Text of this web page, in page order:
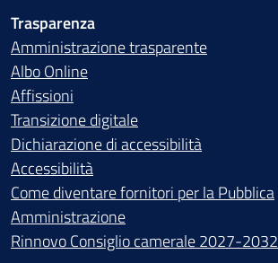
Trasparenza
Amministrazione trasparente
Albo Online
Affissioni
Transizione digitale
Dichiarazione di accessibilità
Accessibilità
Come diventare fornitori per la Pubblica
Amministrazione
Rinnovo Consiglio camerale 2027-2032